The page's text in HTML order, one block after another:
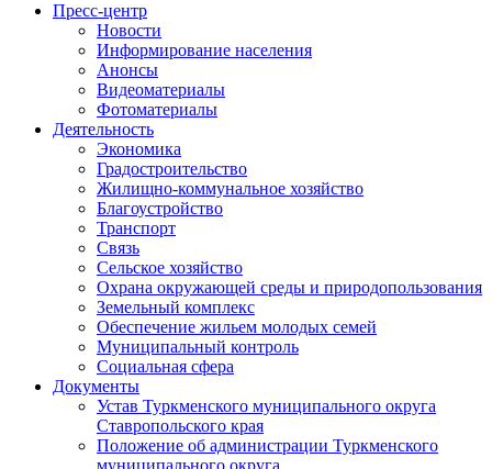
Пресс-центр
Новости
Информирование населения
Анонсы
Видеоматериалы
Фотоматериалы
Деятельность
Экономика
Градостроительство
Жилищно-коммунальное хозяйство
Благоустройство
Транспорт
Связь
Сельское хозяйство
Охрана окружающей среды и природопользования
Земельный комплекс
Обеспечение жильем молодых семей
Муниципальный контроль
Социальная сфера
Документы
Устав Туркменского муниципального округа
Ставропольского края
Положение об администрации Туркменского
муниципального округа